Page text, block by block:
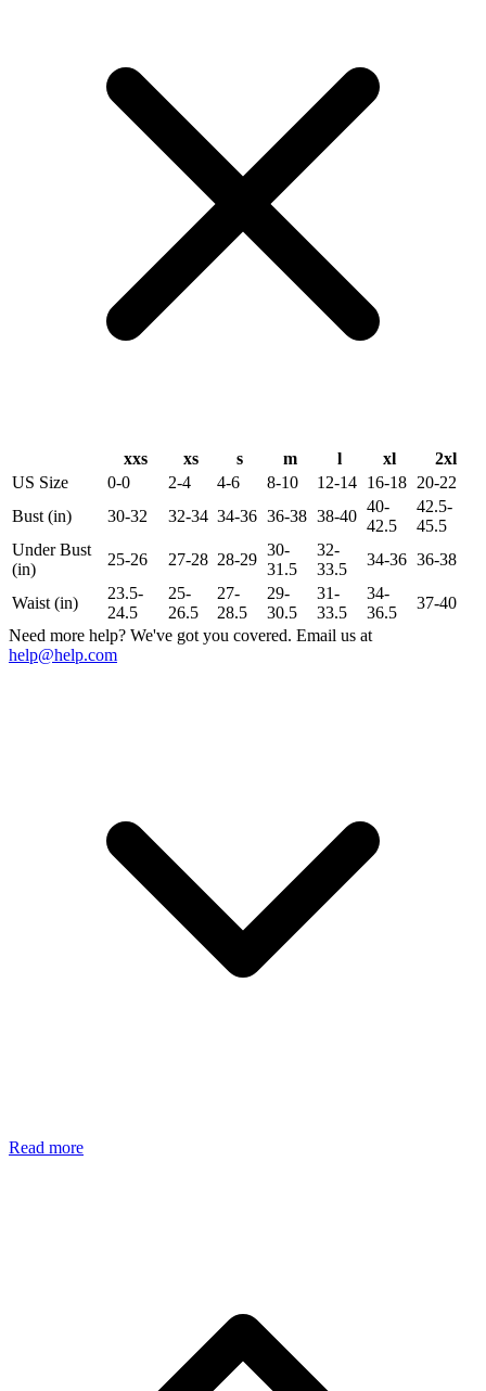
xxs xs s m l xl
2xl
US Size
0-0 2-4 4-6 8-10 12-14 16-18 20-22
Bust (in)
30-32 32-34 34-36 36-38 38-40
40-
42.5
42.5-
45.5
Under Bust
(in)
25-26 27-28 28-29
30-
31.5
32-
33.5
34-36 36-38
Waist (in)
23.5-
24.5
25-
26.5
27-
28.5
29-
30.5
31-
33.5
34-
36.5
37-40
Need more help? We've got you covered. Email us at
help@help.com
Read more